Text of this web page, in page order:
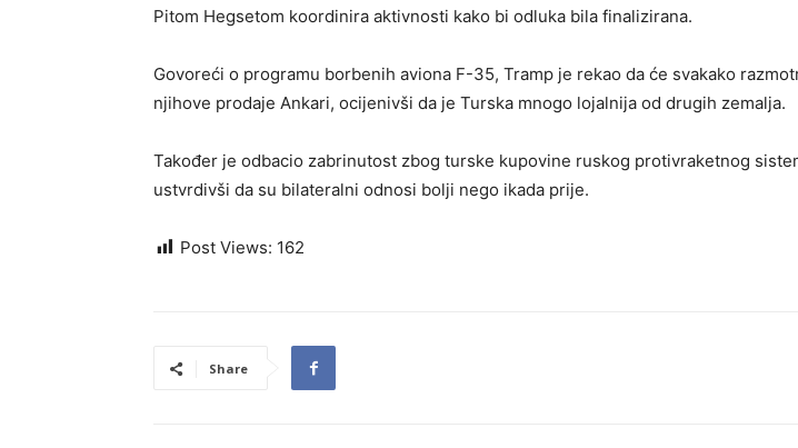
Pitom Hegsetom koordinira aktivnosti kako bi odluka bila finalizirana.
Govoreći o programu borbenih aviona F-35, Tramp je rekao da će svakako
njihove prodaje Ankari, ocijenivši da je Turska mnogo lojalnija od drugih zemalja.
Također je odbacio zabrinutost zbog turske kupovine ruskog protivraketnog
ustvrdivši da su bilateralni odnosi bolji nego ikada prije.
Post Views: 162
Share